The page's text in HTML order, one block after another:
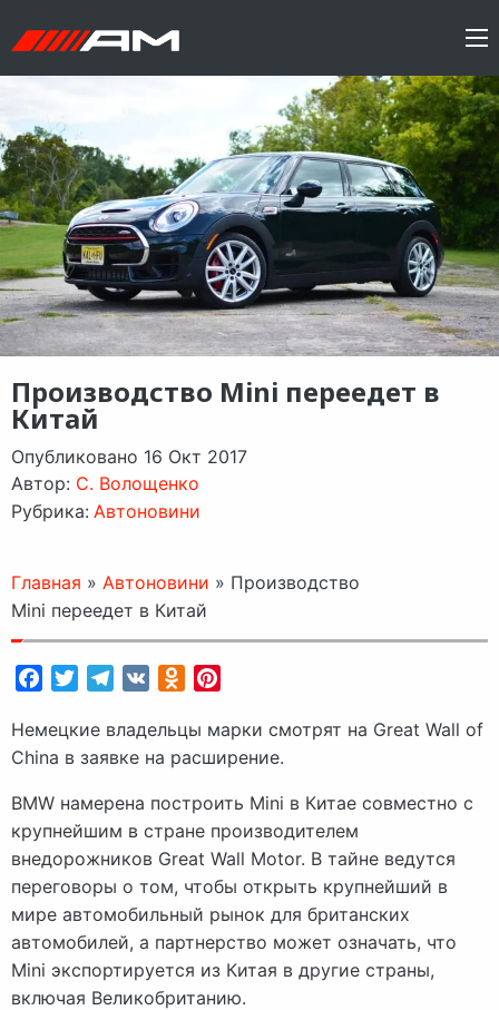
Производство Mini переедет в
Китай
Опубликовано 16 Окт 2017
Автор: C. Волощенко
Рубрика: Автоновини
Главная » Автоновини » Производство
Mini переедет в Китай
FacebookTwitterTelegram
VK Odnoklassniki
Немецкие владельцы марки смотрят на Great Wall of
China в заявке на расширение.
BMW намерена построить Mini в Китае совместно с
крупнейшим в стране производителем
внедорожников Great Wall Motor. В тайне ведутся
переговоры о том, чтобы открыть крупнейший в
мире автомобильный рынок для британских
автомобилей, а партнерство может означать, что
Mini экспортируется из Китая в другие страны,
включая Великобританию.